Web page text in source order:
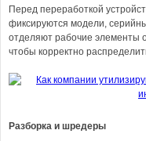
Перед переработкой
фиксируются модели,
отделяют рабочие элементы
чтобы корректно
Разборка и шредеры